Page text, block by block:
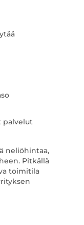
palvelut
neliöhintaa,
Pitkällä
toimitila